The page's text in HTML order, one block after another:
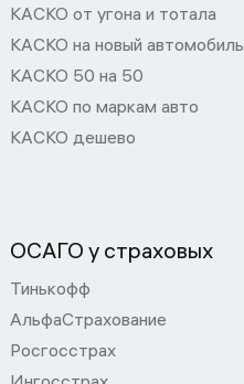
КАСКО от угона и тотала
КАСКО на новый автомобиль
КАСКО 50 на 50
КАСКО по маркам авто
КАСКО дешево
ОСАГО у страховых
Тинькофф
АльфаСтрахование
Росгосстрах